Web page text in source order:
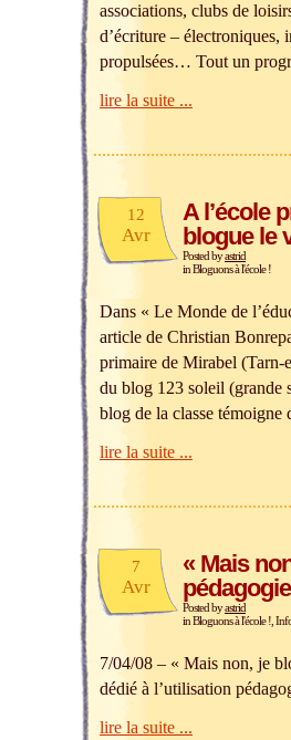
associations, clubs de
d’écriture – électroniques,
propulsées… Tout un
lire la suite ...
12
Avr
A l’école
blogue le
Posted byastrid
inBloguons à l'école !
Dans « Le Monde de
article de Christian
primaire de Mirabel (Tarn-
du blog 123 soleil (grande
blog de la classe
lire la suite ...
7
Avr
« Mais
Posted byastrid
inBloguons à l'école !
7/04/08 – « Mais non, je
dédié à l’utilisation
lire la suite ...